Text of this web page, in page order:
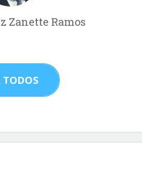
Zanette Ramos
TODOS